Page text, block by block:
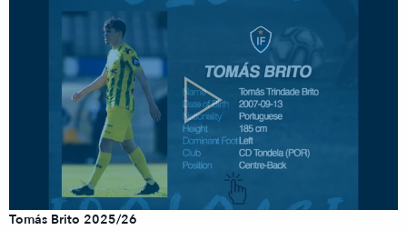
Tomás Brito 2025/26